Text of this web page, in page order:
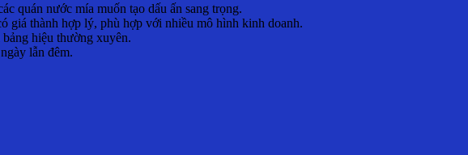
quán nước mía muốn tạo dấu ấn sang trọng.
giá thành hợp lý, phù hợp với nhiều mô hình kinh doanh.
hiệu thường xuyên.
lẫn đêm.